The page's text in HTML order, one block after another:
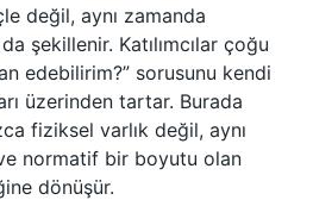
değil, aynı zamanda
şekillenir. Katılımcılar çoğu
edebilirim?” sorusunu kendi
üzerinden tartar. Burada
fiziksel varlık değil, aynı
normatif bir boyutu olan
dönüşür.